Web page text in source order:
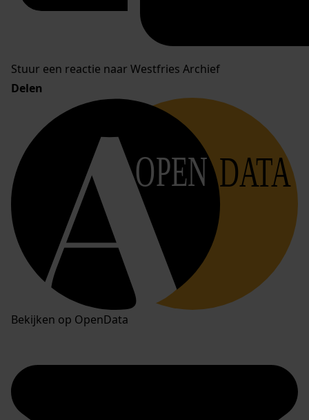
Stuur een reactie naar Westfries Archief
Delen
OPEN DATA
Bekijken op OpenData